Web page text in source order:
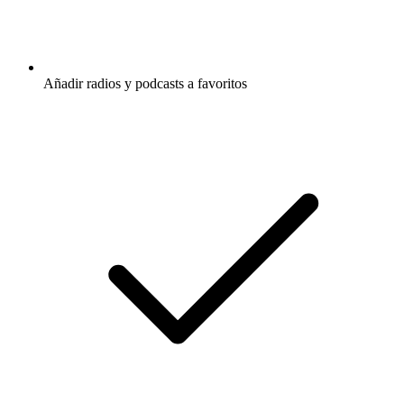
Añadir radios y podcasts a favoritos